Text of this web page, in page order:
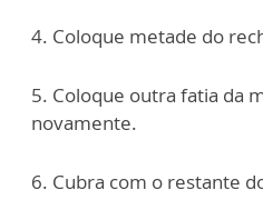
4. Coloque metade do
5. Coloque outra fatia da
novamente.
6. Cubra com o restante